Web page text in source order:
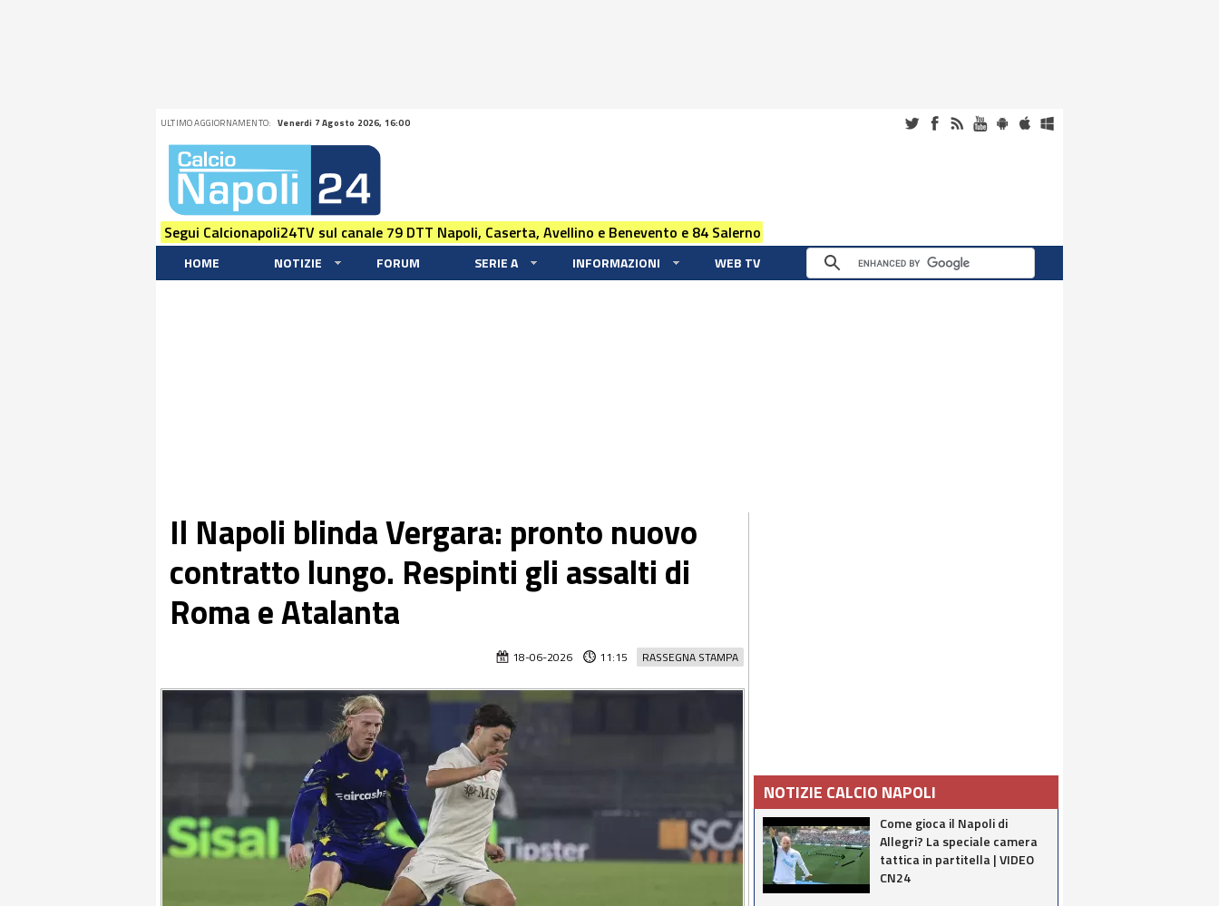
ULTIMO AGGIORNAMENTO: Venerdi 7 Agosto 2026, 16:00
Segui Calcionapoli24TV sul canale 79 DTT Napoli, Caserta, Avellino e Benevento e 84 Salerno
HOME NOTIZIE FORUM SERIE A INFORMAZIONI WEB TV
Il Napoli blinda Vergara: pronto nuovo
contratto lungo. Respinti gli assalti di
Roma e Atalanta
RASSEGNA STAMPA
18-06-2026 11:15
NOTIZIE CALCIO NAPOLI
Come gioca il Napoli di
Allegri? La speciale camera
tattica in partitella | VIDEO
CN24